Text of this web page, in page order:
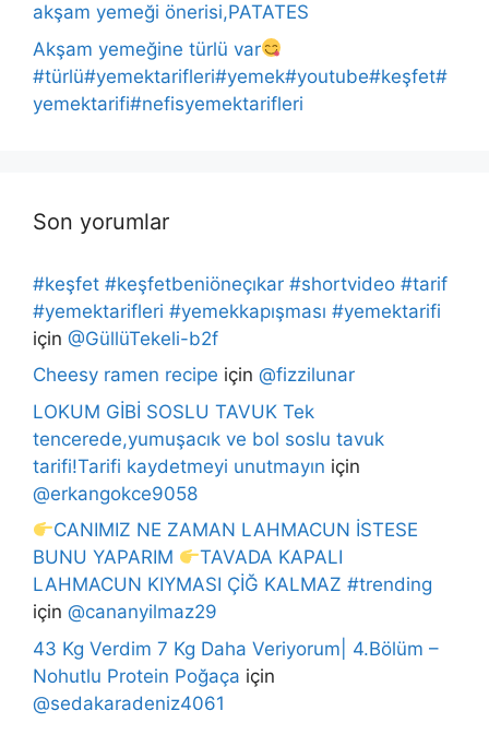
akşam yemeği önerisi,PATATES
Akşam yemeğine türlü var
#türlü#yemektarifleri#yemek#youtube#keşfet#
yemektarifi#nefisyemektarifleri
Son yorumlar
#keşfet #keşfetbeniöneçıkar #shortvideo #tarif
#yemektarifleri #yemekkapışması #yemektarifi
için @GüllüTekeli-b2f
Cheesy ramen recipe için @fizzilunar
LOKUM GİBİ SOSLU TAVUK Tek
tencerede,yumuşacık ve bol soslu tavuk
tarifi!Tarifi kaydetmeyi unutmayın için
@erkangokce9058
CANIMIZ NE ZAMAN LAHMACUN İSTESE
BUNU YAPARIM
TAVADA KAPALI
LAHMACUN KIYMASI ÇİĞ KALMAZ #trending
için @cananyilmaz29
43 Kg Verdim 7 Kg Daha Veriyorum| 4.Bölüm –
Nohutlu Protein Poğaça için
@sedakaradeniz4061